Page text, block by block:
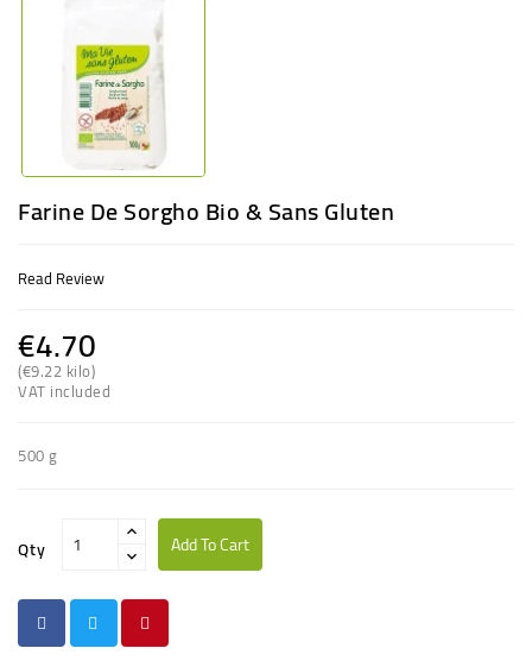
Farine De Sorgho Bio & Sans Gluten
Read Review
€4.70
(€9.22 kilo)
VAT included
500 g
Qty Add To Cart